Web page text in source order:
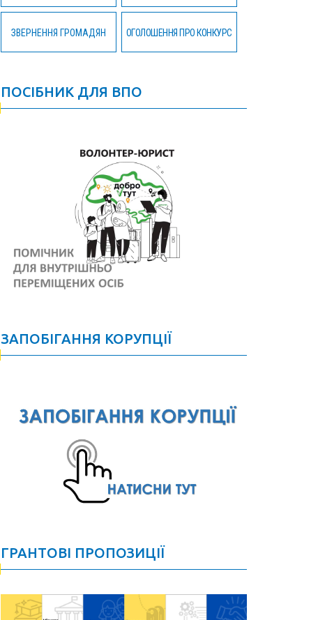
ЗВЕРНЕННЯ ГРОМАДЯН ОГОЛОШЕННЯ ПРО КОНКУРС
ПОСІБНИК ДЛЯ ВПО
ЗАПОБІГАННЯ КОРУПЦІЇ
ГРАНТОВІ ПРОПОЗИЦІЇ